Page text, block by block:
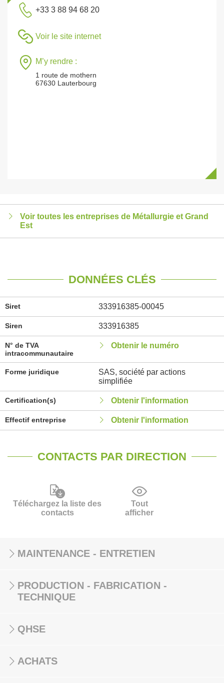
+33 3 88 94 68 20
Voir le site internet
M’y rendre :
1 route de mothern
67630 Lauterbourg
Voir toutes les entreprises de Métallurgie et Grand
Est
DONNÉES CLÉS
Siret 333916385-00045
Siren 333916385
N° de TVA
intracommunautaire
Obtenir le numéro
Forme juridique
SAS, société par actions
simplifiée
Certification(s) Obtenir l'information
Effectif entreprise Obtenir l'information
CONTACTS PAR DIRECTION
Téléchargez la liste des
contacts
Tout
afficher
MAINTENANCE - ENTRETIEN
PRODUCTION - FABRICATION -
TECHNIQUE
QHSE
ACHATS